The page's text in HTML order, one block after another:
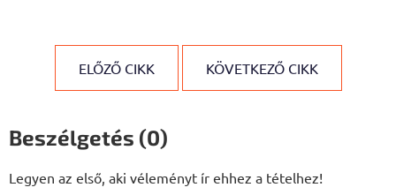
ELŐZŐ CIKK KÖVETKEZŐ CIKK
Beszélgetés (0)
Legyen az első, aki véleményt ír ehhez a tételhez!